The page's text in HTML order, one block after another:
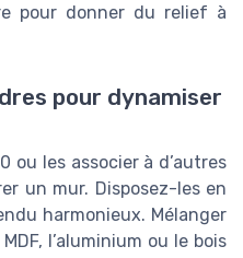
pour donner du relief à
pour dynamiser
ou les associer à d’autres
un mur. Disposez-les en
harmonieux. Mélanger
l’aluminium ou le bois